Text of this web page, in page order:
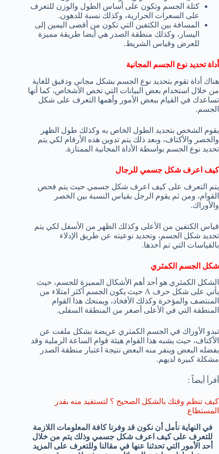
كتلة الجسم وتكون على أساس الطول والوزن للتعرف
على السعرات الحرارية، وكذلك نسبة للدهون.
المسافة بين الكتفين التي تكون من أقصى اليمين إلى
اليسار، وكذلك منطقة الصدر هي أيضا طريقة مميزة
للعرض وقياس الشريط.
أداة تحديد نوع الجسم المجانية
هناك أداة تقوم بتحديد نوع الجسم بشكل مجاني ودقيق للغاية
من خلال استخدام بعض البيانات التي تخص الأشخاص، كما أنها
تساعدك في القيام ببعض الأمور وأهمها التعرف على شكل
الجسم.
يقوم الشخص بتحديد الطول الخاص به وكذلك طول الظهر
والخصر والأكتاف، وبعد ذلك يتم تدوين هذه الأرقام لكي يتم
تحديد نوع الجسم بواسطة الأداة المجانية الممتازة.
كيف اعرف شكل جسمي للرجال
يتم التعرف على كيف اعرف شكل جسمي حيث يتم فحص
القوام، ومن ثم يقوم الرجل بقياس النسبة بين الخصر
والأوراك.
قياس الكتفين من الأعلى وكذلك الظهر من الأسفل لكي يتم
تحديد شكل الجسم، وتحديد نوعيته عن طريق الإدلاء
بالقياسات التي تم أخذها.
شكل الجسم الكمثري
الشكل الكمثري هو أحد أهم الأشكال المميزة للجسم، حيث
يأتي على شكل حرف A حيث يكون الجسم أكثر امتلاء من
المنتصف والمؤخرة وكذلك الأفخاذ، ويمنحك هذا القوام
المنطقة التي في الأعلى أصغر من المنطقة السفلى.
تبدو الأوراك في الجسم الكمثري عريضة بشكل ملفت عن
الأكتاف، حيث يشبه هذا القوام هيئة قوام الساعة الرملية وقد
يفضله البعض وينفر منه البعض نتيجة اعتبار منطقة الصدر
مشكلة كبيرة لديهم.
أقرأ أيضاً :
كيف تنظم وقتك بالشكل الصحيح ؟ لتستفيد منه بقدر
المستطاع
في النهاية نأمل أن نكون قد وفرنا كافة المعلومات اللازمة
للتعرف على كيف اعرف شكل جسمي وذلك يتم من خلال
أحد الأمور التي تحدثنا عنها في مقالنا وللتعرف على المزيد